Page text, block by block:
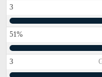
3
51%
3